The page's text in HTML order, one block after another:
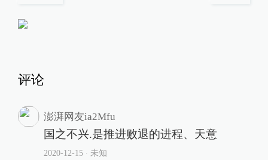
评论
澎湃网友ia2Mfu
国之不兴.是推进败退的进程、天意
2020-12-15∙ 未知